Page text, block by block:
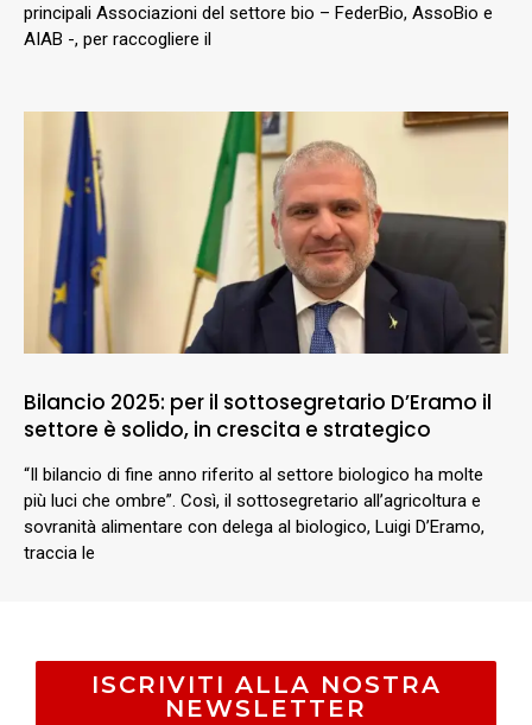
principali Associazioni del settore bio – FederBio, AssoBio e
AIAB -, per raccogliere il
Bilancio 2025: per il sottosegretario D’Eramo il
settore è solido, in crescita e strategico
“Il bilancio di fine anno riferito al settore biologico ha molte
più luci che ombre”. Così, il sottosegretario all’agricoltura e
sovranità alimentare con delega al biologico, Luigi D’Eramo,
traccia le
ISCRIVITI ALLA NOSTRA
NEWSLETTER